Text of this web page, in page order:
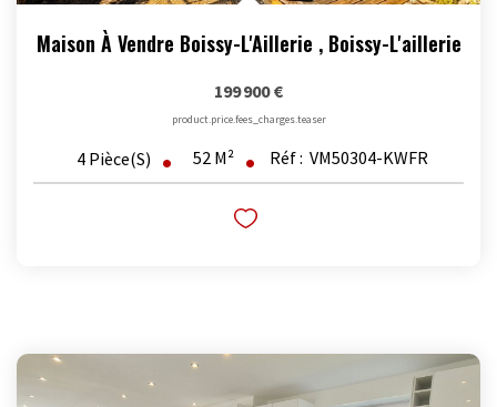
Maison À Vendre Boissy-L'Aillerie , Boissy-L'aillerie
199 900 €
product.price.fees_charges.teaser
4 Pièce(s) 52 M² Réf : VM50304-KWFR